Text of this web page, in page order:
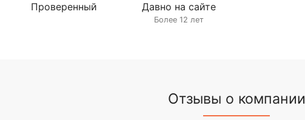
Проверенный Давно на сайте
Более 12 лет
Отзывы о компании